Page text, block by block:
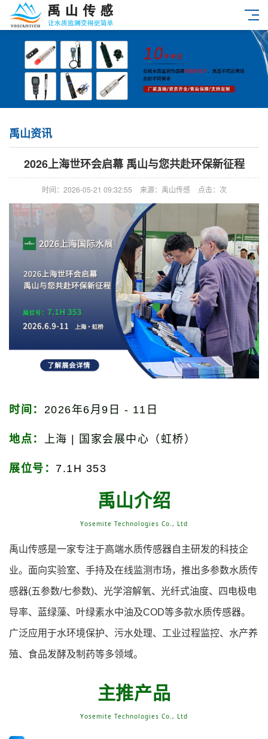
禹山资讯
2026上海世环会启幕 禹山与您共赴环保新征程
时间：2026-05-21 09:32:55 来源：禹山传感 点击： 次
时间： 2026年6月9日 - 11日
地点： 上海 | 国家会展中心（虹桥）
展位号： 7.1H 353
禹山介绍
Yosemite Technologies Co., Ltd
禹山传感是一家专注于高端水质传感器自主研发的科技企
业。面向实验室、手持及在线监测市场，推出多参数水质传
感器(五参数/七参数)、光学溶解氧、光纤式油度、四电极电
导率、蓝绿藻、叶绿素水中油及COD等多款水质传感器。
广泛应用于水环境保护、污水处理、工业过程监控、水产养
殖、食品发酵及制药等多领域。
主推产品
Yosemite Technologies Co., Ltd